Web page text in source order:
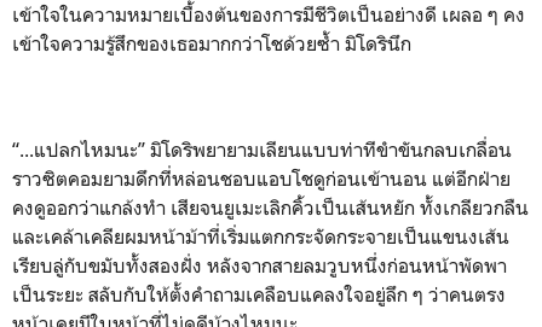
เข้าใจในความหมายเบื้องต้นของการมีชีวิตเป็นอย่างดี เผลอ ๆ คง
เข้าใจความรู้สึกของเธอมากกว่าโชด้วยซ้ำ มิโดรินึก
“...แปลกไหมนะ” มิโดริพยายามเลียนแบบท่าทีขำขันกลบเกลื่อน
ราวซิตคอมยามดึกที่หล่อนชอบแอบโชดูก่อนเข้านอน แต่อีกฝ่าย
คงดูออกว่าแกล้งทำ เสียจนยูเมะเลิกคิ้วเป็นเส้นหยัก ทั้งเกลียวกลืน
และเคล้าเคลียผมหน้าม้าที่เริ่มแตกกระจัดกระจายเป็นแขนงเส้น
เรียบลู่กับขมับทั้งสองฝั่ง หลังจากสายลมวูบหนึ่งก่อนหน้าพัดพา
เป็นระยะ สลับกับให้ตั้งคำถามเคลือบแคลงใจอยู่ลึก ๆ ว่าคนตรง